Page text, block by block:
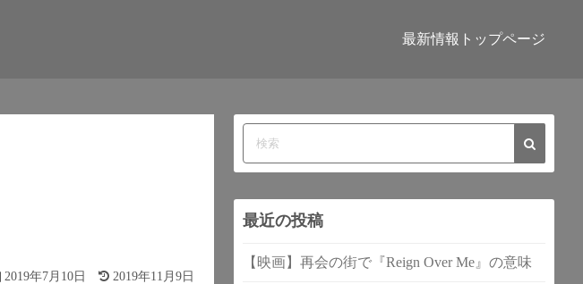
最新情報トップページ
2019年7月10日 2019年11月9日
最近の投稿
【映画】再会の街で『Reign Over Me』の意味